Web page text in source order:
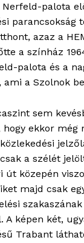
Nerfeld-palota
parancsokság
azaz a
a színház
palota és a
ami a Szolnok
sem
hogy ekkor még
a szélét
út közepén
majd csak
A képen két,
Trabant